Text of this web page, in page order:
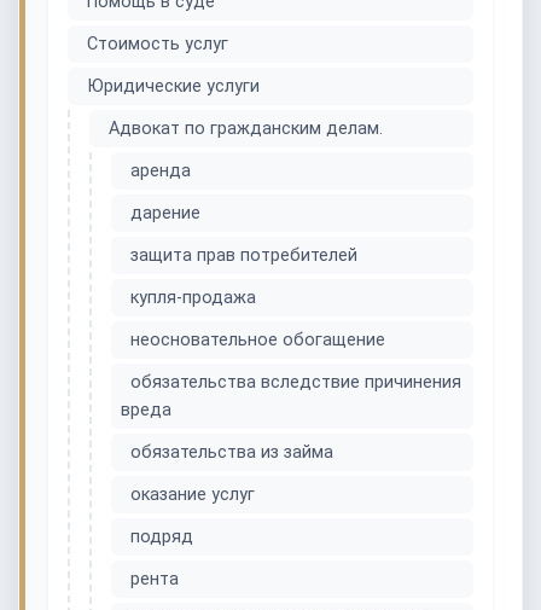
Стоимость услуг
Юридические услуги
Адвокат по гражданским делам.
аренда
дарение
защита прав потребителей
купля-продажа
неосновательное обогащение
обязательства вследствие причинения
вреда
обязательства из займа
оказание услуг
подряд
рента